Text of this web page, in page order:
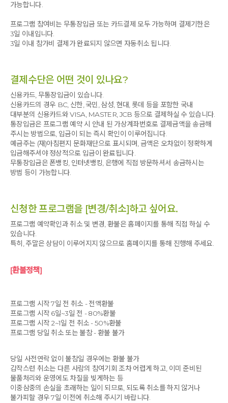
가능합니다.
프로그램 참여비는 무통장입금 또는 카드결제 모두 가능하며 결제기한은
3일 이내입니다.
3일 이내 참가비 결제가 완료되지 않으면 자동취소 됩니다.
결제수단은 어떤 것이 있나요?
신용카드, 무통장입금이 있습니다.
신용카드의 경우 BC, 신한, 국민, 삼성, 현대, 롯데 등을 포함한 국내
대부분의 신용카드와 VISA, MASTER, JCB 등으로 결제하실 수 있습니다.
통장입금은 프로그램 예약 시 안내 된 가상계좌번호로 결제금액을 송금해
주시는 방법으로, 입금이 되는 즉시 확인이 이루어집니다.
예금주는 (재)아침편지 문화재단으로 표시되며, 금액은 오차없이 정확하게
입금해주셔야 정상적으로 입금이 완료됩니다.
무통장입금은 폰뱅킹, 인터넷뱅킹, 은행에 직접 방문하셔서 송금하시는
방법 등이 가능합니다.
신청한 프로그램을 [변경/취소]하고 싶어요.
프로그램 예약확인과 취소 및 변경, 환불은 홈페이지를 통해 직접 하실 수
있습니다.
특히, 주말은 상담이 이루어지지 않으므로 홈페이지를 통해 진행해 주세요.
[환불정책]
프로그램 시작 7일 전 취소 - 전액환불
프로그램 시작 6일~3일 전 - 80%환불
프로그램 시작 2~1일 전 취소 - 50%환불
프로그램 당일 취소 또는 불참 - 환불 불가
당일 사전연락 없이 불참일 경우에는 환불 불가
갑작스런 취소는 다른 사람의 참여기회 조차 어렵게 하고, 이미 준비된
물품처리와 운영에도 차질을 빚게하는 등
이중삼중의 손실을 초래하는 일이 되므로, 되도록 취소를 하지 않거나
불가피할 경우 7일 이전에 취소해 주시기 바랍니다.